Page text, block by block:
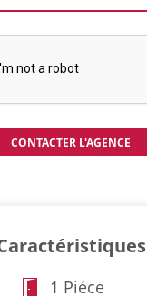
1 Piéce